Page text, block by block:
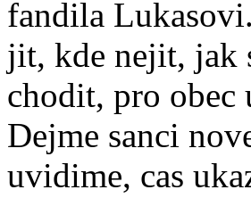
fandila
jit, kde nejit, jak
chodit, pro obec
Dejme sanci
uvidime, cas